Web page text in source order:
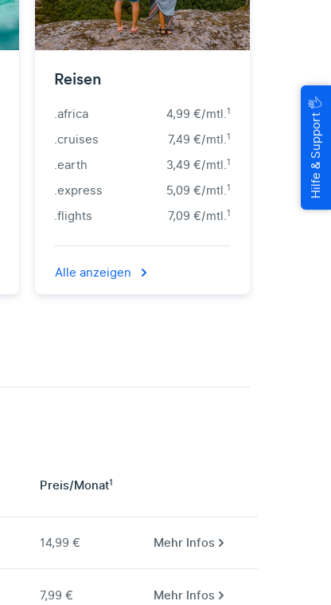
Reisen
.africa 4,99 €/mtl.1
.cruises 7,49 €/mtl.1
.earth 3,49 €/mtl.1
.express 5,09 €/mtl.1
.flights 7,09 €/mtl.1
Alle anzeigen
Preis/Monat1
14,99 € Mehr Infos
7,99 € Mehr Infos
Hilfe & Support
🖐